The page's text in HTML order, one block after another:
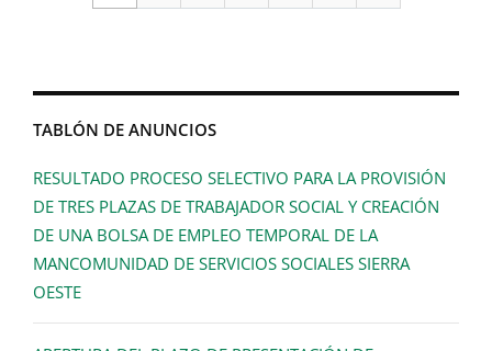
TABLÓN DE ANUNCIOS
RESULTADO PROCESO SELECTIVO PARA LA PROVISIÓN
DE TRES PLAZAS DE TRABAJADOR SOCIAL Y CREACIÓN
DE UNA BOLSA DE EMPLEO TEMPORAL DE LA
MANCOMUNIDAD DE SERVICIOS SOCIALES SIERRA
OESTE